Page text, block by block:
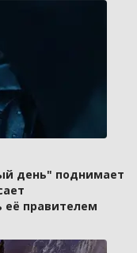
день" поднимает
её правителем